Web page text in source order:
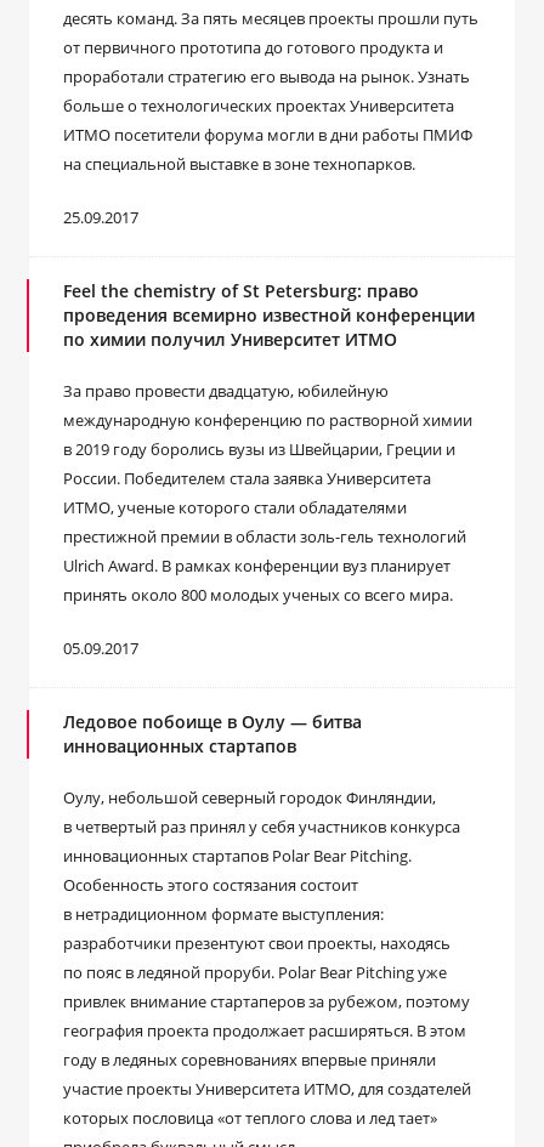
десять команд. За пять месяцев проекты прошли путь
от первичного прототипа до готового продукта и
проработали стратегию его вывода на рынок. Узнать
больше о технологических проектах Университета
ИТМО посетители форума могли в дни работы ПМИФ
на специальной выставке в зоне технопарков.
25.09.2017
Feel the chemistry of St Petersburg: право
проведения всемирно известной конференции
по химии получил Университет ИТМО
За право провести двадцатую, юбилейную
международную конференцию по растворной химии
в 2019 году боролись вузы из Швейцарии, Греции и
России. Победителем стала заявка Университета
ИТМО, ученые которого стали обладателями
престижной премии в области золь-гель технологий
Ulrich Award. В рамках конференции вуз планирует
принять около 800 молодых ученых со всего мира.
05.09.2017
Ледовое побоище в Оулу — битва
инновационных стартапов
Оулу, небольшой северный городок Финляндии,
в четвертый раз принял у себя участников конкурса
инновационных стартапов Polar Bear Pitching.
Особенность этого состязания состоит
в нетрадиционном формате выступления:
разработчики презентуют свои проекты, находясь
по пояс в ледяной проруби. Polar Bear Pitching уже
привлек внимание стартаперов за рубежом, поэтому
география проекта продолжает расширяться. В этом
году в ледяных соревнованиях впервые приняли
участие проекты Университета ИТМО, для создателей
которых пословица «от теплого слова и лед тает»